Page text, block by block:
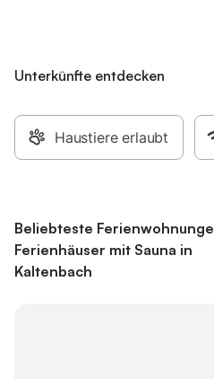
Unterkünfte entdecken
Haustiere erlaubt
Beliebteste
Ferienhäuser mit Sauna in
Kaltenbach